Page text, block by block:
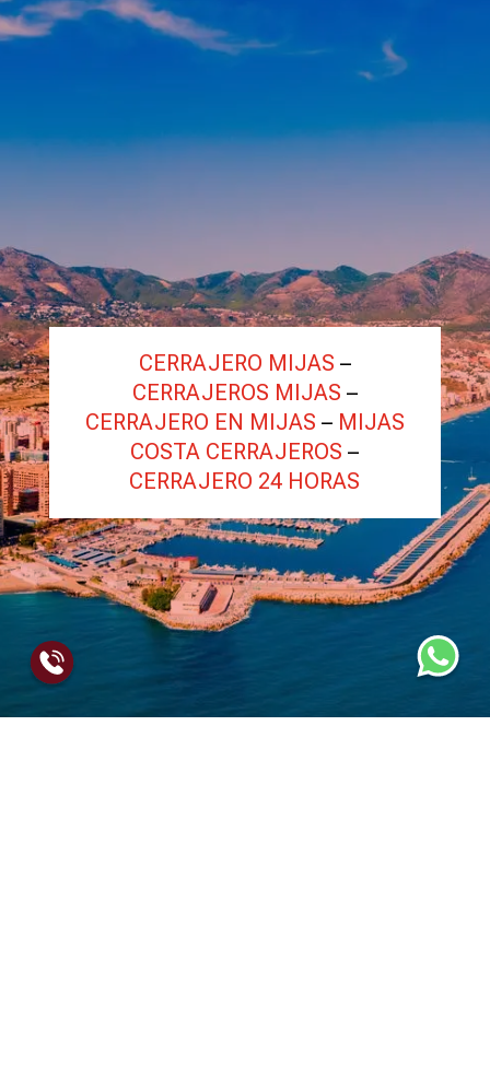
CERRAJERO MIJAS –
CERRAJEROS MIJAS –
CERRAJERO EN MIJAS – MIJAS
COSTA CERRAJEROS –
CERRAJERO 24 HORAS